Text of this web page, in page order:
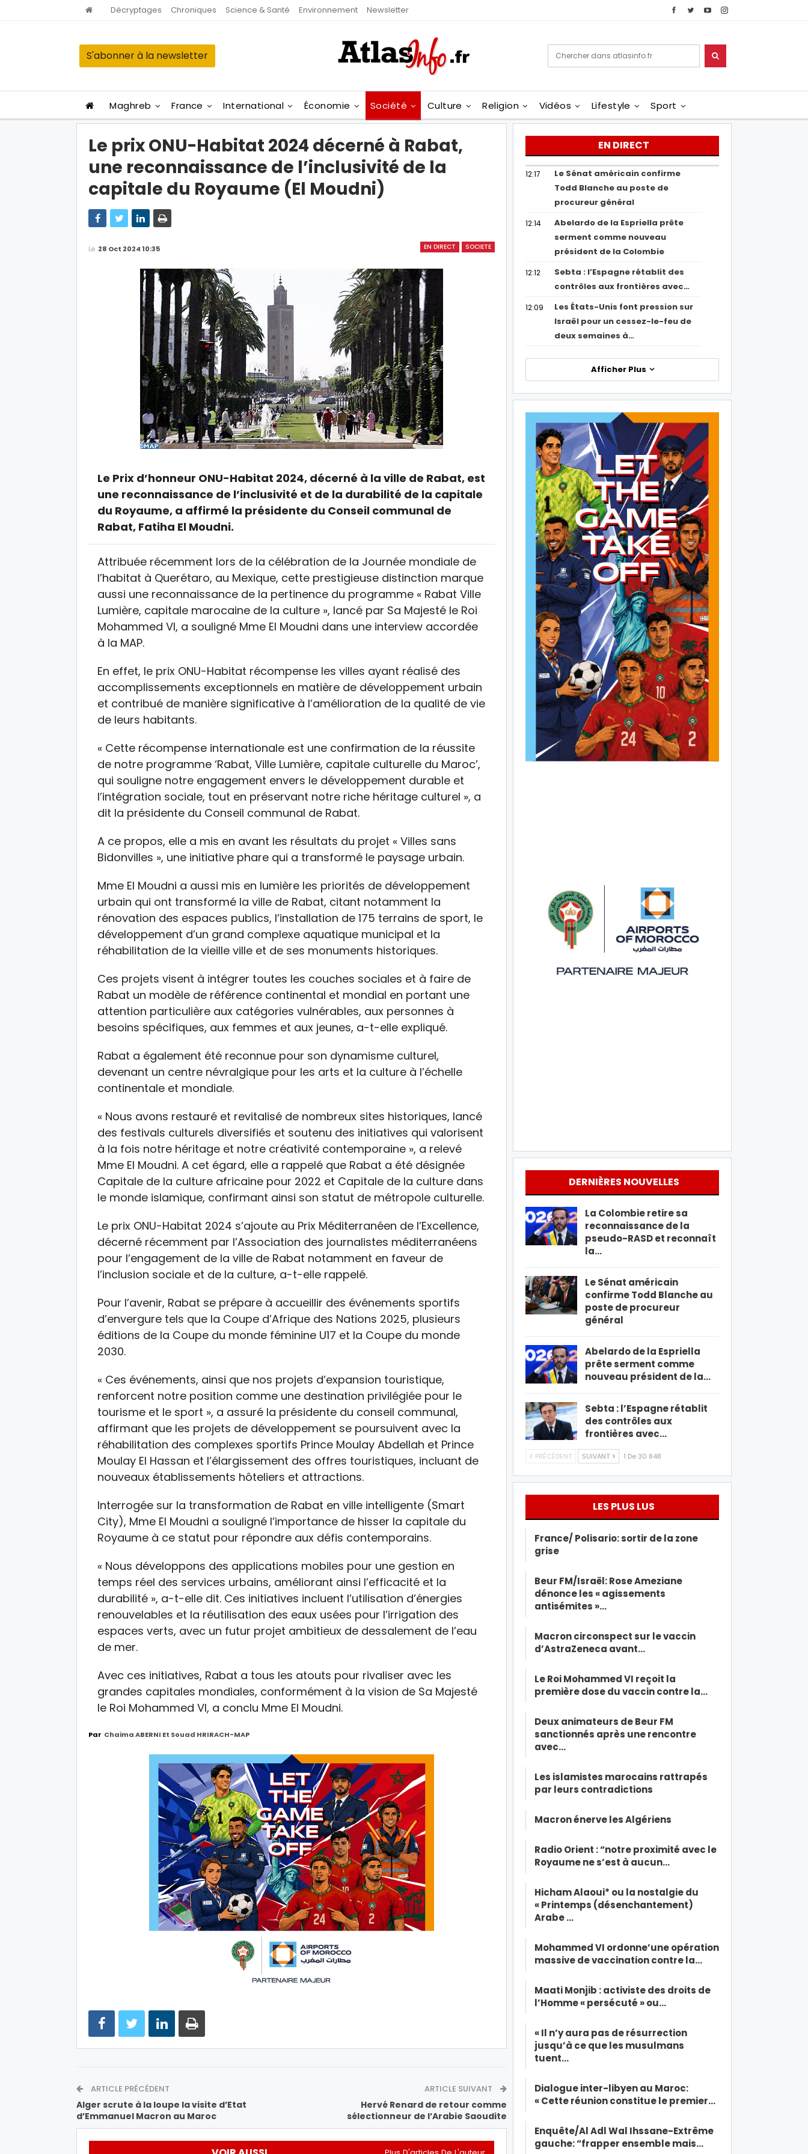
Décryptages Chroniques Science & Santé Environnement Newsletter
S'abonner à la newsletter
Maghreb France International Économie Société Culture Religion Vidéos Lifestyle Sport
Le prix ONU-Habitat 2024 décerné à Rabat,
une reconnaissance de l’inclusivité de la
capitale du Royaume (El Moudni)
EN DIRECT SOCIETE
Le 28 Oct 2024 10:35
Le Prix d’honneur ONU-Habitat 2024, décerné à la ville de Rabat, est
une reconnaissance de l’inclusivité et de la durabilité de la capitale
du Royaume, a affirmé la présidente du Conseil communal de
Rabat, Fatiha El Moudni.
Attribuée récemment lors de la célébration de la Journée mondiale de
l’habitat à Querétaro, au Mexique, cette prestigieuse distinction marque
aussi une reconnaissance de la pertinence du programme « Rabat Ville
Lumière, capitale marocaine de la culture », lancé par Sa Majesté le Roi
Mohammed VI, a souligné Mme El Moudni dans une interview accordée
à la MAP.
En effet, le prix ONU-Habitat récompense les villes ayant réalisé des
accomplissements exceptionnels en matière de développement urbain
et contribué de manière significative à l’amélioration de la qualité de vie
de leurs habitants.
« Cette récompense internationale est une confirmation de la réussite
de notre programme ‘Rabat, Ville Lumière, capitale culturelle du Maroc’,
qui souligne notre engagement envers le développement durable et
l’intégration sociale, tout en préservant notre riche héritage culturel », a
dit la présidente du Conseil communal de Rabat.
A ce propos, elle a mis en avant les résultats du projet « Villes sans
Bidonvilles », une initiative phare qui a transformé le paysage urbain.
Mme El Moudni a aussi mis en lumière les priorités de développement
urbain qui ont transformé la ville de Rabat, citant notamment la
rénovation des espaces publics, l’installation de 175 terrains de sport, le
développement d’un grand complexe aquatique municipal et la
réhabilitation de la vieille ville et de ses monuments historiques.
Ces projets visent à intégrer toutes les couches sociales et à faire de
Rabat un modèle de référence continental et mondial en portant une
attention particulière aux catégories vulnérables, aux personnes à
besoins spécifiques, aux femmes et aux jeunes, a-t-elle expliqué.
Rabat a également été reconnue pour son dynamisme culturel,
devenant un centre névralgique pour les arts et la culture à l’échelle
continentale et mondiale.
« Nous avons restauré et revitalisé de nombreux sites historiques, lancé
des festivals culturels diversifiés et soutenu des initiatives qui valorisent
à la fois notre héritage et notre créativité contemporaine », a relevé
Mme El Moudni. A cet égard, elle a rappelé que Rabat a été désignée
Capitale de la culture africaine pour 2022 et Capitale de la culture dans
le monde islamique, confirmant ainsi son statut de métropole culturelle.
Le prix ONU-Habitat 2024 s’ajoute au Prix Méditerranéen de l’Excellence,
décerné récemment par l’Association des journalistes méditerranéens
pour l’engagement de la ville de Rabat notamment en faveur de
l’inclusion sociale et de la culture, a-t-elle rappelé.
Pour l’avenir, Rabat se prépare à accueillir des événements sportifs
d’envergure tels que la Coupe d’Afrique des Nations 2025, plusieurs
éditions de la Coupe du monde féminine U17 et la Coupe du monde
2030.
« Ces événements, ainsi que nos projets d’expansion touristique,
renforcent notre position comme une destination privilégiée pour le
tourisme et le sport », a assuré la présidente du conseil communal,
affirmant que les projets de développement se poursuivent avec la
réhabilitation des complexes sportifs Prince Moulay Abdellah et Prince
Moulay El Hassan et l’élargissement des offres touristiques, incluant de
nouveaux établissements hôteliers et attractions.
Interrogée sur la transformation de Rabat en ville intelligente (Smart
City), Mme El Moudni a souligné l’importance de hisser la capitale du
Royaume à ce statut pour répondre aux défis contemporains.
« Nous développons des applications mobiles pour une gestion en
temps réel des services urbains, améliorant ainsi l’efficacité et la
durabilité », a-t-elle dit. Ces initiatives incluent l’utilisation d’énergies
renouvelables et la réutilisation des eaux usées pour l’irrigation des
espaces verts, avec un futur projet ambitieux de dessalement de l’eau
de mer.
Avec ces initiatives, Rabat a tous les atouts pour rivaliser avec les
grandes capitales mondiales, conformément à la vision de Sa Majesté
le Roi Mohammed VI, a conclu Mme El Moudni.
Par Chaima ABERNI Et Souad HRIRACH-MAP
ARTICLE PRÉCÉDENT
Alger scrute à la loupe la visite d’Etat
d’Emmanuel Macron au Maroc
ARTICLE SUIVANT
Hervé Renard de retour comme
sélectionneur de l’Arabie Saoudite
EN DIRECT
12:17
Le Sénat américain confirme
Todd Blanche au poste de
procureur général
12:14
Abelardo de la Espriella prête
serment comme nouveau
président de la Colombie
12:12
Sebta : l’Espagne rétablit des
contrôles aux frontières avec…
12:09
Les États-Unis font pression sur
Israël pour un cessez-le-feu de
deux semaines à…
Afficher Plus
DERNIÈRES NOUVELLES
La Colombie retire sa
reconnaissance de la
pseudo-RASD et reconnaît
la…
Le Sénat américain
confirme Todd Blanche au
poste de procureur
général
Abelardo de la Espriella
prête serment comme
nouveau président de la…
Sebta : l’Espagne rétablit
des contrôles aux
frontières avec…
PRÉCÉDENT SUIVANT 1 De 30 848
LES PLUS LUS
France/ Polisario: sortir de la zone
grise
Beur FM/Israël: Rose Ameziane
dénonce les « agissements
antisémites »…
Macron circonspect sur le vaccin
d’AstraZeneca avant…
Le Roi Mohammed VI reçoit la
première dose du vaccin contre la…
Deux animateurs de Beur FM
sanctionnés après une rencontre
avec…
Les islamistes marocains rattrapés
par leurs contradictions
Macron énerve les Algériens
Radio Orient : “notre proximité avec le
Royaume ne s’est à aucun…
Hicham Alaoui* ou la nostalgie du
« Printemps (désenchantement)
Arabe …
Mohammed VI ordonne’une opération
massive de vaccination contre la…
Maati Monjib : activiste des droits de
l’Homme « persécuté » ou…
« Il n’y aura pas de résurrection
jusqu’à ce que les musulmans
tuent…
Dialogue inter-libyen au Maroc:
« Cette réunion constitue le premier…
Enquête/Al Adl Wal Ihssane-Extrême
gauche: “frapper ensemble mais…